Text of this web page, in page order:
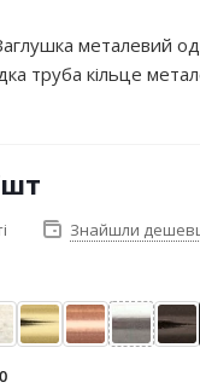
металевий
труба кільце
Знайшли
золото
ЗолотоМідь